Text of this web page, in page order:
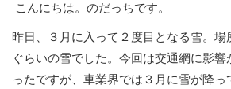
こんにちは。のだっちです。
昨日、３月に入って２度目となる雪。場
ぐらいの雪でした。今回は交通網に影
ったですが、車業界では３月に雪が降っ